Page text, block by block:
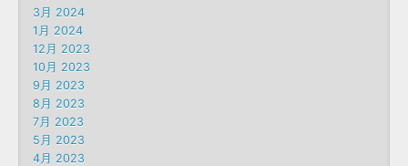
3月 2024
1月 2024
12月 2023
10月 2023
9月 2023
8月 2023
7月 2023
5月 2023
4月 2023